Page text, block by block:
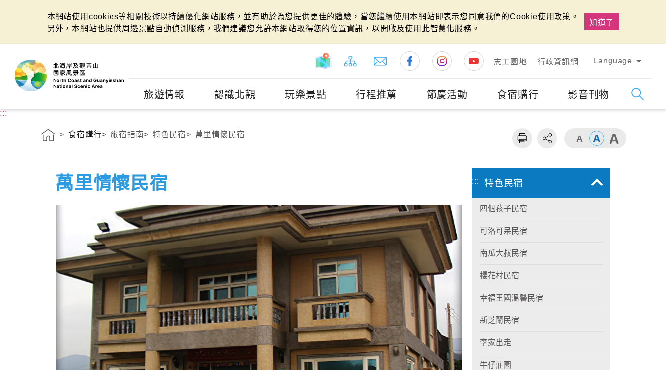
本網站使用cookies等相關技術以持續優化網站服務，並有助於為您提供更佳的體驗，當您繼續使用本網站即表示您同意我們的Cookie使用政策。
另外，本網站也提供周邊景點自動偵測服務，我們建議您允許本網站取得您的位置資訊，以開啟及使用此智慧化服務。
知道了
志工園地
行政資訊網 Language
旅遊情報 認識北觀 玩樂景點 行程推薦 節慶活動 食宿購行 影音刊物
:::
食宿購行 旅宿指南 特色民宿 萬里情懷民宿
萬里情懷民宿 ::: 特色民宿
四個孩子民宿
可洛可呆民宿
南瓜大叔民宿
櫻花村民宿
幸福王國溫馨民宿
新芝蘭民宿
李家出走
牛仔莊園